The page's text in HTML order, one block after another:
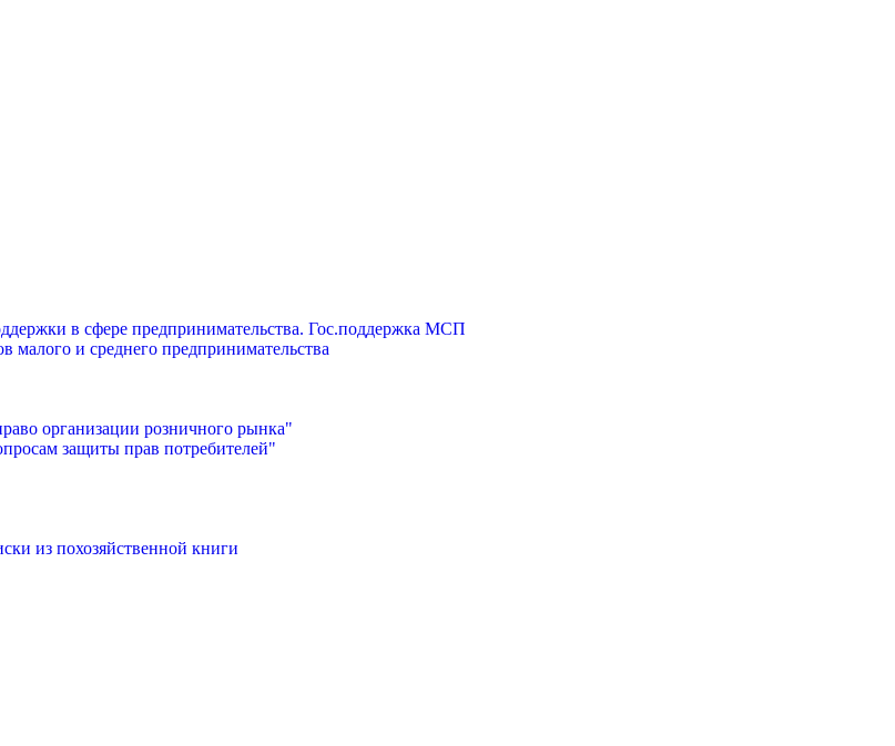
в сфере предпринимательства. Гос.поддержка МСП
малого и среднего предпринимательства
организации розничного рынка"
защиты прав потребителей"
из похозяйственной книги